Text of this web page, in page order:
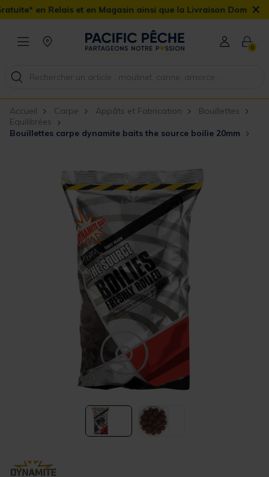
et en Magasin ainsi que la Livraison Domicile offerte dès 90€
×
0
Accueil Carpe Appâts et Fabrication
Bouillettes
Equilibrées
Bouillettes carpe dynamite baits the source boilie 20mm